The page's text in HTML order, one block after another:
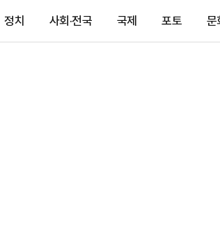
정치 사회·전국 국제 포토 문